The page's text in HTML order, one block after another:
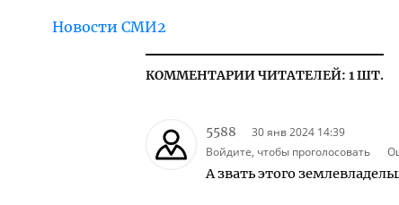
Новости СМИ2
КОММЕНТАРИИ ЧИТАТЕЛЕЙ: 1 ШТ.
5588
30 янв 2024 14:39
Войдите, чтобы проголосовать
А звать этого